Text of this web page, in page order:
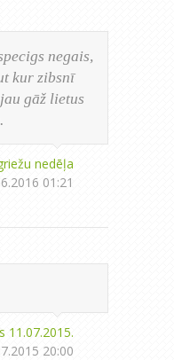
negais,
kur zibsnī
gāž lietus
nedēļa
01:21
11.07.2015.
20:00